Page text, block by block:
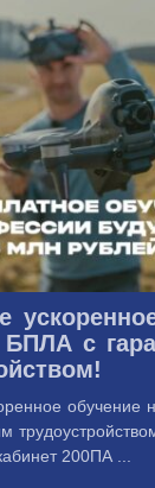
БПЛА с
обучение
200ПА ...